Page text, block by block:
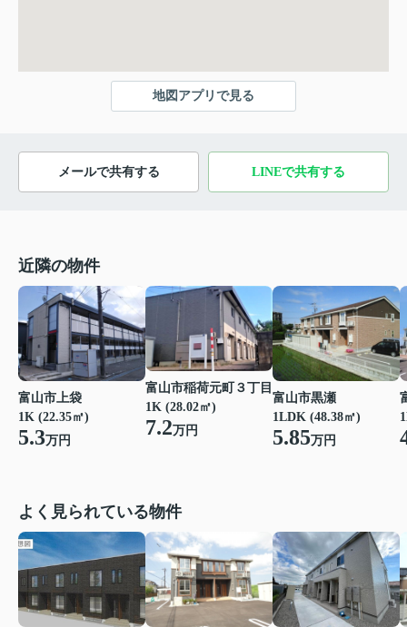
地図アプリで見る
メールで共有する LINEで共有する
近隣の物件
富山市上袋
1K (22.35㎡)
5.3万円
富山市稲荷元町３丁目
1K (28.02㎡)
7.2万円
富山市黒瀬
1LDK (48.38㎡)
5.85万円
よく見られている物件